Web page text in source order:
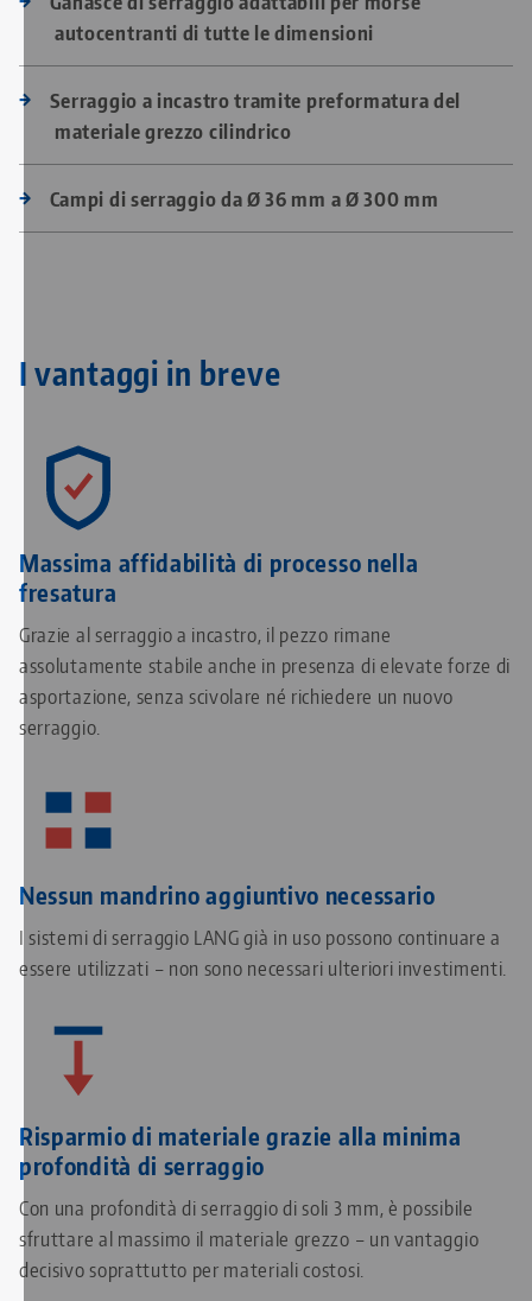
autocentranti di tutte le dimensioni
Serraggio a incastro tramite preformatura del
materiale grezzo cilindrico
Campi di serraggio da Ø 36 mm a Ø 300 mm
I vantaggi in breve
Massima affidabilità di processo nella
fresatura
Grazie al serraggio a incastro, il pezzo rimane
assolutamente stabile anche in presenza di elevate forze di
asportazione, senza scivolare né richiedere un nuovo
serraggio.
Nessun mandrino aggiuntivo necessario
I sistemi di serraggio LANG già in uso possono continuare a
essere utilizzati – non sono necessari ulteriori investimenti.
Risparmio di materiale grazie alla minima
profondità di serraggio
Con una profondità di serraggio di soli 3 mm, è possibile
sfruttare al massimo il materiale grezzo – un vantaggio
decisivo soprattutto per materiali costosi.